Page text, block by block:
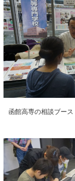
函館高専の相談ブース